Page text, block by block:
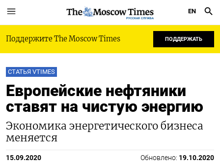
РУССКАЯ СЛУЖБА
EN
Поддержите The Moscow Times ПОДДЕРЖАТЬ
СТАТЬЯ VTIMES
Европейские нефтяники
ставят на чистую энергию
Экономика энергетического бизнеса
меняется
15.09.2020 Обновлено: 19.10.2020